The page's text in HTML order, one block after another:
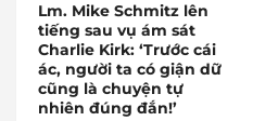
Lm. Mike Schmitz lên
tiếng sau vụ ám sát
Charlie Kirk: ‘Trước cái
ác, người ta có giận dữ
cũng là chuyện tự
nhiên đúng đắn!’